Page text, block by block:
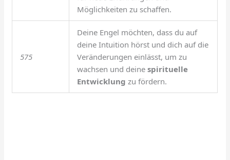
Möglichkeiten zu schaffen.
575
Deine Engel möchten, dass du auf
deine Intuition hörst und dich auf die
Veränderungen einlässt, um zu
wachsen und deinespirituelle
Entwicklung zu fördern.